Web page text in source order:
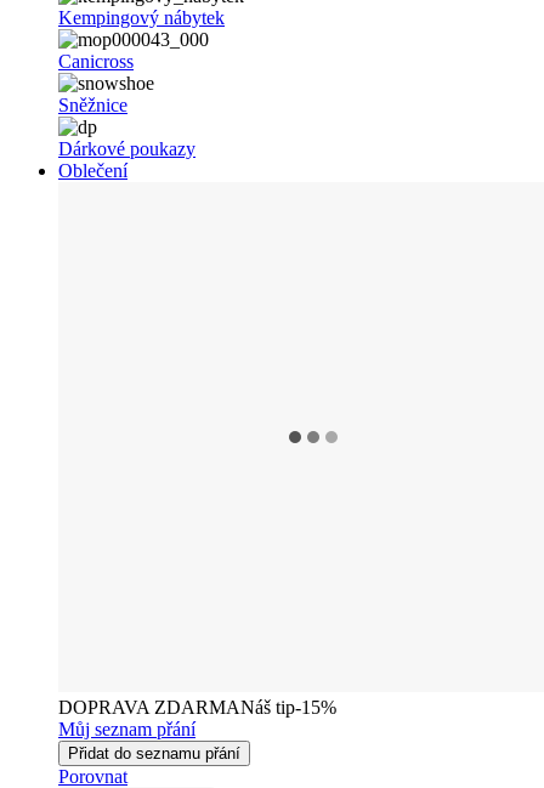
Kempingový nábytek
Canicross
Sněžnice
Dárkové poukazy
Oblečení
DOPRAVA ZDARMANáš tip-15%
Můj seznam přání
Přidat do seznamu přání
Porovnat